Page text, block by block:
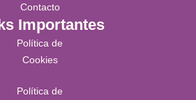
Contacto
Importantes
Política de
Cookies
Política de